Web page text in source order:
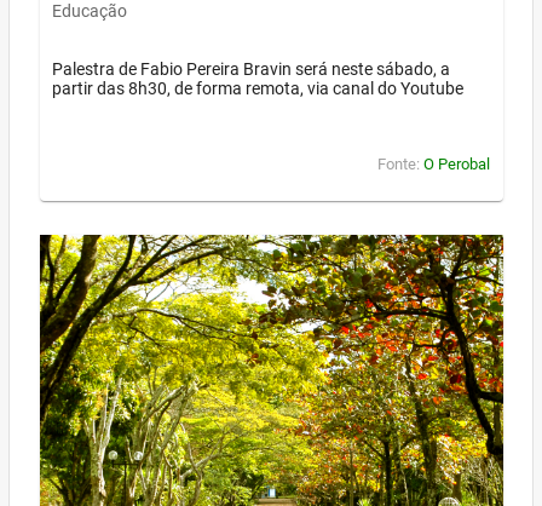
Educação
Palestra de Fabio Pereira Bravin será neste sábado, a
partir das 8h30, de forma remota, via canal do Youtube
Fonte: O Perobal